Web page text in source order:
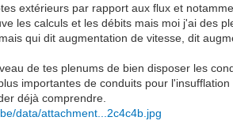
extérieurs par rapport aux flux et
les calculs et les débits mais moi j'ai des
qui dit augmentation de vitesse, dit
de tes plenums de bien disposer les
importantes de conduits pour
déjà comprendre.
data/attachment...2c4c4b.jpg